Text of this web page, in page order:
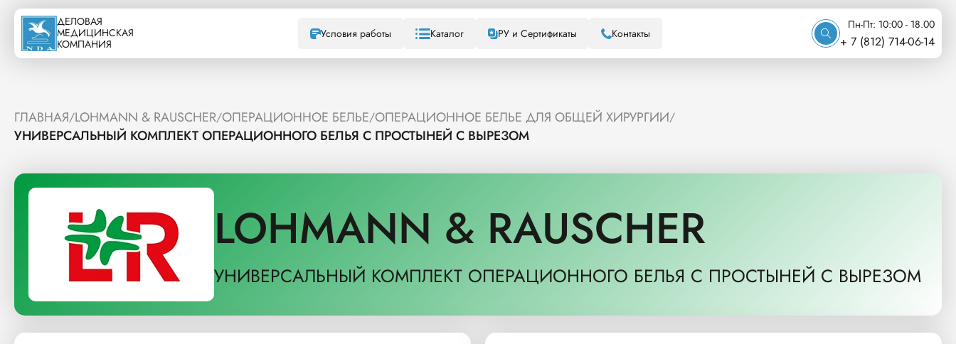
ДЕЛОВАЯ
МЕДИЦИНСКАЯ
КОМПАНИЯ
Условия работы Каталог РУ и Сертификаты Контакты
Пн-Пт: 10:00 - 18.00
+ 7 (812) 714-06-14
ГЛАВНАЯ/LOHMANN & RAUSCHER/ОПЕРАЦИОННОЕ БЕЛЬЕ/ОПЕРАЦИОННОЕ БЕЛЬЕ ДЛЯ ОБЩЕЙ ХИРУРГИИ/
УНИВЕРСАЛЬНЫЙ КОМПЛЕКТ ОПЕРАЦИОННОГО БЕЛЬЯ С ПРОСТЫНЕЙ С ВЫРЕЗОМ
LOHMANN & RAUSCHER
УНИВЕРСАЛЬНЫЙ КОМПЛЕКТ ОПЕРАЦИОННОГО БЕЛЬЯ С ПРОСТЫНЕЙ С ВЫРЕЗОМ